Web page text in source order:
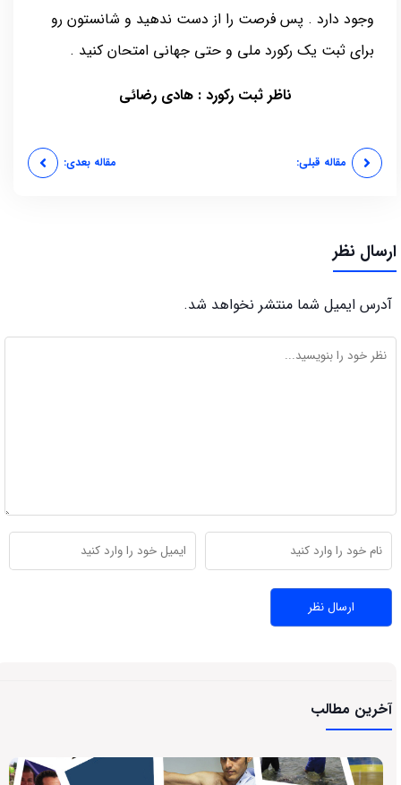
آخرین مطالب
وجود دارد . پس فرصت را از دست ندهید و شانستون رو
برای ثبت یک رکورد ملی و حتی جهانی امتحان کنید .
ناظر ثبت رکورد : هادی رضائی
مقاله قبلی: مقاله بعدی:
ارسال نظر
آدرس ایمیل شما منتشر نخواهد شد.